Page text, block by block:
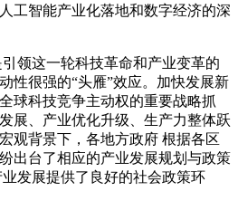
工智能产业化落地和数字经济的深
这一轮科技革命和产业变革的
性很强的“头雁”效应。加快发展新
球科技竞争主动权的重要战略抓
展、产业优化升级、生产力整体跃
观背景下，各地方政府 根据各区
出台了相应的产业发展规划与政策
发展提供了良好的社会政策环